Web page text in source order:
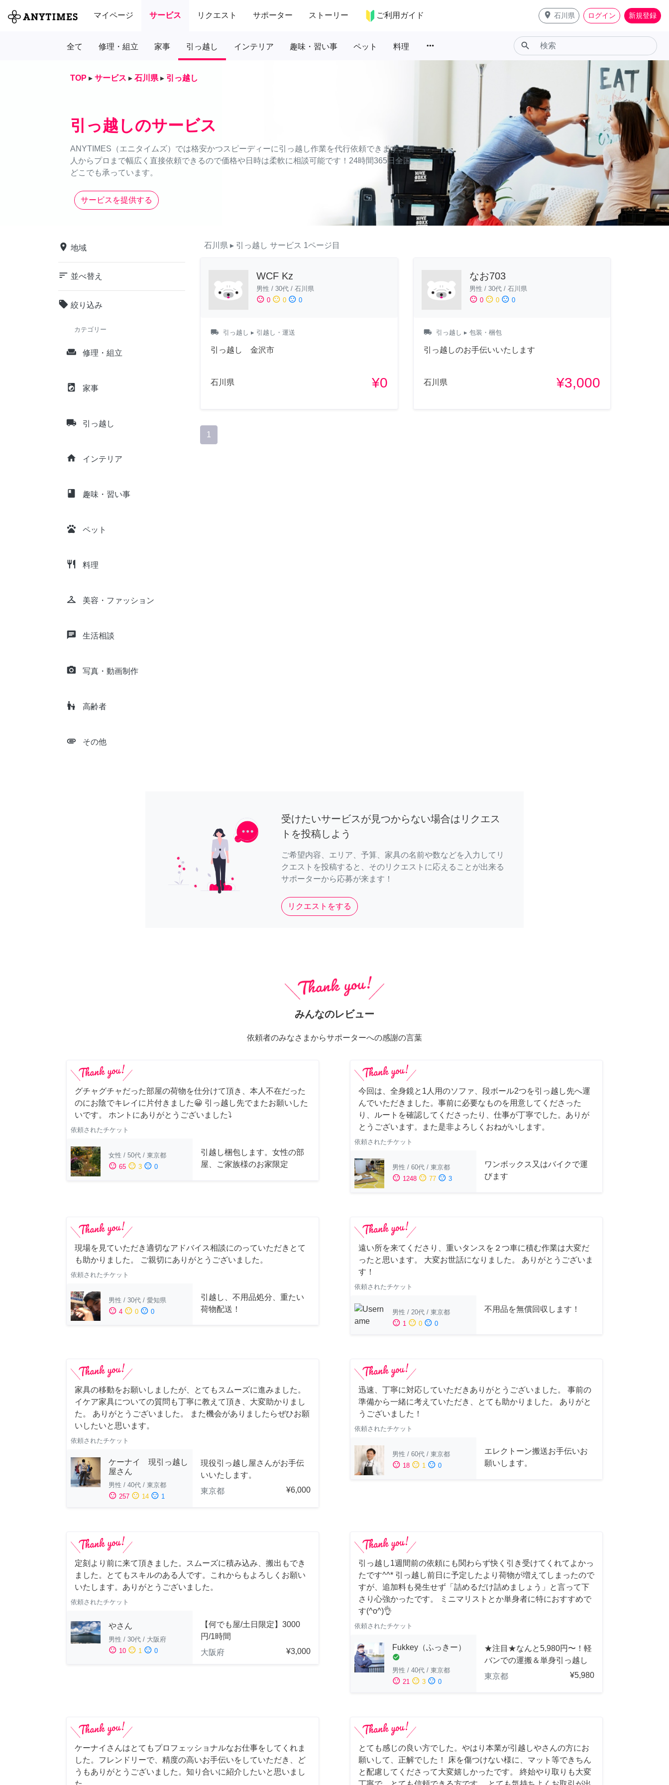
マイページ サービス リクエスト サポーター ストーリー ご利用ガイド place 石川県 ログイン 新規登録
全て 修理・組立 家事 引っ越し インテリア 趣味・習い事 ペット 料理 more_horiz search
TOP ▸ サービス ▸ 石川県 ▸ 引っ越し
引っ越しのサービス
ANYTIMES（エニタイムズ）では格安かつスピーディーに引っ越し作業を代行依頼できます。個
人からプロまで幅広く直接依頼できるので価格や日時は柔軟に相談可能です！24時間365日全国
どこでも承っています。
サービスを提供する
place 地域
sort 並べ替え
local_offer 絞り込み
カテゴリー
weekend 修理・組立
local_laundry_service 家事
local_shipping 引っ越し
home インテリア
class 趣味・習い事
pets ペット
restaurant 料理
checkroom 美容・ファッション
chat 生活相談
camera_alt 写真・動画制作
escalator_warning 高齢者
attachment その他
石川県 ▸ 引っ越し サービス 1ページ目
WCF Kz
男性 / 30代 / 石川県
sentiment_satisfied 0 sentiment_neutral 0 sentiment_dissatisfied 0
local_shipping 引っ越し ▸ 引越し・運送
引っ越し 金沢市
石川県 ¥0
なお703
男性 / 30代/ 石川県
sentiment_satisfied 0 sentiment_neutral 0 sentiment_dissatisfied 0
local_shipping 引っ越し ▸ 包装・梱包
引っ越しのお手伝いいたします
石川県 ¥3,000
1
受けたいサービスが見つからない場合はリクエス
トを投稿しよう
ご希望内容、エリア、予算、家具の名前や数などを入力してリ
クエストを投稿すると、そのリクエストに応えることが出来る
サポーターから応募が来ます！
リクエストをする
みんなのレビュー
依頼者のみなさまからサポーターへの感謝の言葉
グチャグチャだった部屋の荷物を仕分けて頂き、本人不在だった
のにお陰でキレイに片付きました😀 引っ越し先でまたお願いした
いです。 ホントにありがとうございました⤵
依頼されたチケット
女性 / 50代 / 東京都
sentiment_satisfied 65 sentiment_neutral 3 sentiment_dissatisfied 0
引越し梱包します。女性の部
屋、ご家族様のお家限定
今回は、全身鏡と1人用のソファ、段ボール2つを引っ越し先へ運
んでいただきました。事前に必要なものを用意してくださった
り、ルートを確認してくださったり、仕事が丁寧でした。ありが
とうございます。また是非よろしくおねがいします。
依頼されたチケット
男性 / 60代 / 東京都
sentiment_satisfied 1248 sentiment_neutral 77 sentiment_dissatisfied 3
ワンボックス又はバイクで運
びます
現場を見ていただき適切なアドバイス相談にのっていただきとて
も助かりました。 ご親切にありがとうございました。
依頼されたチケット
男性 / 30代 / 愛知県
sentiment_satisfied 4 sentiment_neutral 0 sentiment_dissatisfied 0
引越し、不用品処分、重たい
荷物配送！
遠い所を来てくださり、重いタンスを２つ車に積む作業は大変だ
ったと思います。 大変お世話になりました。 ありがとうございま
す！
依頼されたチケット
男性 / 20代 / 東京都
sentiment_satisfied 1 sentiment_neutral 0 sentiment_dissatisfied 0
不用品を無償回収します！
家具の移動をお願いしましたが、とてもスムーズに進みました。
イケア家具についての質問も丁寧に教えて頂き、大変助かりまし
た。 ありがとうございました。 また機会がありましたらぜひお願
いしたいと思います。
依頼されたチケット
ケーナイ 現引っ越し
屋さん
男性 / 40代 / 東京都
sentiment_satisfied 257 sentiment_neutral 14 sentiment_dissatisfied 1
現役引っ越し屋さんがお手伝
いいたします。
東京都
¥6,000
迅速、丁寧に対応していただきありがとうございました。 事前の
準備から一緒に考えていただき、とても助かりました。 ありがと
うございました！
依頼されたチケット
男性 / 60代 / 東京都
sentiment_satisfied 18 sentiment_neutral 1 sentiment_dissatisfied 0
エレクトーン搬送お手伝いお
願いします。
定刻より前に来て頂きました。スムーズに積み込み、搬出もでき
ました。とてもスキルのある人です。これからもよろしくお願い
いたします。ありがとうございました。
依頼されたチケット
やさん
男性 / 30代 / 大阪府
sentiment_satisfied 10 sentiment_neutral 1 sentiment_dissatisfied 0
【何でも屋/土日限定】3000
円/1時間
大阪府
¥3,000
引っ越し1週間前の依頼にも関わらず快く引き受けてくれてよかっ
たです^^* 引っ越し前日に予定したより荷物が増えてしまったので
すが、追加料も発生せず「詰めるだけ詰めましょう」と言って下
さり心強かったです。 ミニマリストとか単身者に特におすすめで
す(^o^)👌
依頼されたチケット
Fukkey（ふっきー）
check_circle
男性 / 40代 / 東京都
sentiment_satisfied 21 sentiment_neutral 3 sentiment_dissatisfied 0
★注目★なんと5,980円〜！軽
バンでの運搬＆単身引っ越し
東京都
¥5,980
ケーナイさんはとてもプロフェッショナルなお仕事をしてくれま
した。フレンドリーで、精度の高いお手伝いをしていただき、ど
うもありがとうございました。知り合いに紹介したいと思いまし
とても感じの良い方でした。やはり本業が引越しやさんの方にお
願いして、正解でした！ 床を傷つけない様に、マット等できちん
と配慮してくださって大変嬉しかったです。 終始やり取りも大変